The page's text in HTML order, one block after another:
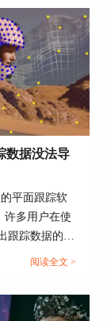
主要针对
大幅度的调
变视频片
意与视频片
的痕迹。
提供了丰
资源来提升
法。...
数据没法导
平面跟踪软
许多用户在使
跟踪数据的存
细探讨这些
阅读全文 >